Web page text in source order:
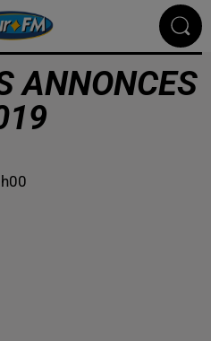
ANNONCES